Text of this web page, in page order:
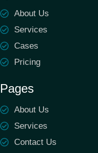
About Us
Services
Cases
Pricing
Pages
About Us
Services
Contact Us